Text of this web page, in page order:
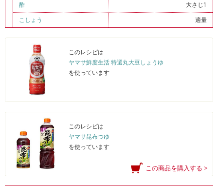
酢
大さじ1
こしょう
適量
このレシピは
ヤマサ鮮度生活 特選丸大豆しょうゆ
を使っています
このレシピは
ヤマサ昆布つゆ
を使っています
この商品を購入する >